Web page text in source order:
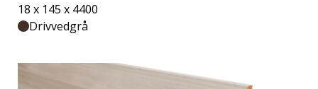
18 x 145 x 4400
Drivvedgrå